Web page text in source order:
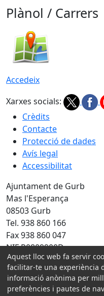
Plànol / Carrers
Accedeix
Xarxes socials:
Crèdits
Contacte
Protecció de dades
Avís legal
Accessibilitat
Ajuntament de Gurb
Mas l'Esperança
08503 Gurb
Tel. 938 860 166
Fax 938 860 047
NIF P0809900D
Amb la col·laboració de:
Aquest lloc web fa servir
facilitar-te una experiència
informació anònima per
preferències i pautes de